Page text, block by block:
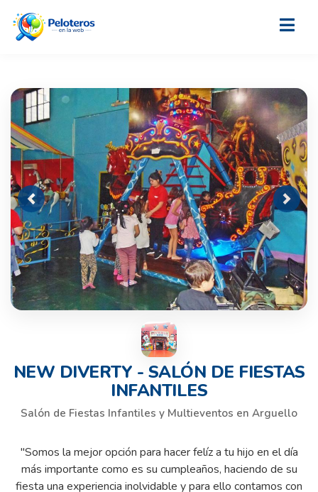
Previous Next
NEW DIVERTY - SALÓN DE FIESTAS
INFANTILES
Salón de Fiestas Infantiles y Multieventos en Arguello
"Somos la mejor opción para hacer felíz a tu hijo en el día
más importante como es su cumpleaños, haciendo de su
fiesta una experiencia inolvidable y para ello contamos con